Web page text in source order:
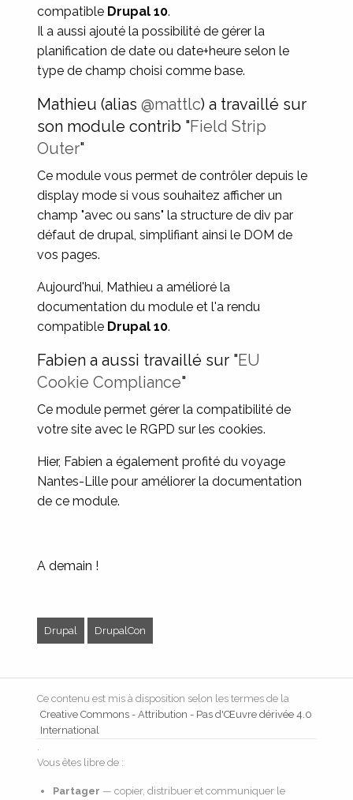
compatible Drupal 10.
Il a aussi ajouté la possibilité de gérer la
planification de date ou date+heure selon le
type de champ choisi comme base.
Mathieu (alias@mattlc) a travaillé sur
son module contrib "Field Strip
Outer"
Ce module vous permet de contrôler depuis le
display mode si vous souhaitez afficher un
champ "avec ou sans" la structure de div par
défaut de drupal, simplifiant ainsi le DOM de
vos pages.
Aujourd'hui, Mathieu a amélioré la
documentation du module et l'a rendu
compatible Drupal 10.
Fabien a aussi travaillé sur "EU
Cookie Compliance"
Ce module permet gérer la compatibilité de
votre site avec le RGPD sur les cookies.
Hier, Fabien a également profité du voyage
Nantes-Lille pour améliorer la documentation
de ce module.
A demain !
Drupal DrupalCon
Ce contenu est mis à disposition selon les termes de la
Creative Commons - Attribution - Pas d'Œuvre dérivée 4.0
International
.
Vous êtes libre de :
Partager — copier, distribuer et communiquer le